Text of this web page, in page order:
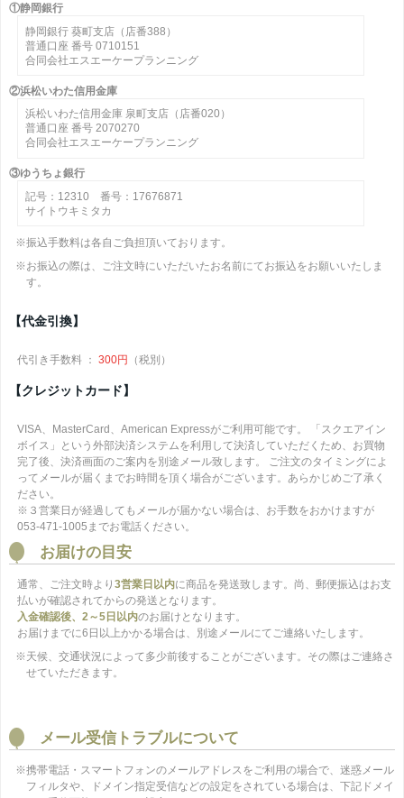
①静岡銀行
静岡銀行 葵町支店（店番388）
普通口座 番号 0710151
合同会社エスエーケープランニング
②浜松いわた信用金庫
浜松いわた信用金庫 泉町支店（店番020）
普通口座 番号 2070270
合同会社エスエーケープランニング
③ゆうちょ銀行
記号：12310 番号：17676871
サイトウキミタカ
※振込手数料は各自ご負担頂いております。
※お振込の際は、ご注文時にいただいたお名前にてお振込をお願いいたしま
す。
【代金引換】
代引き手数料 ： 300円 （税別）
【クレジットカード】
VISA、MasterCard、American Expressがご利用可能です。 「スクエアイン
ボイス」という外部決済システムを利用して決済していただくため、お買物
完了後、決済画面のご案内を別途メール致します。 ご注文のタイミングによ
ってメールが届くまでお時間を頂く場合がございます。あらかじめご了承く
ださい。
※３営業日が経過してもメールが届かない場合は、お手数をおかけますが
053-471-1005までお電話ください。
お届けの目安
通常、ご注文時より 3営業日以内に商品を発送致します。尚、郵便振込はお支
払いが確認されてからの発送となります。
入金確認後、2～5日以内のお届けとなります。
お届けまでに6日以上かかる場合は、別途メールにてご連絡いたします。
※天候、交通状況によって多少前後することがございます。その際はご連絡さ
せていただきます。
メール受信トラブルについて
※携帯電話・スマートフォンのメールアドレスをご利用の場合で、迷惑メール
フィルタや、ドメイン指定受信などの設定をされている場合は、下記ドメイ